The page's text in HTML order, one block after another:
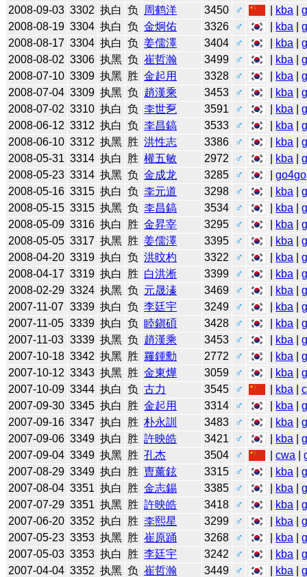
2008-09-03 3302 执白 负 周鹤洋 3450 ♂ kba |
2008-08-19 3304 执白 负 金炯佑 3326 ♂ kba |
2008-08-17 3304 执白 负 姜儒澤 3404 ♂ kba |
2008-08-02 3306 执黑 负 崔哲瀚 3499 ♂ kba |
2008-07-10 3309 执黑 胜 金起用 3328 ♂ kba |
2008-07-04 3309 执黑 负 趙漢乘 3453 ♂ kba |
2008-07-02 3310 执白 负 李世乭 3591 ♂ kba |
2008-06-12 3312 执白 负 李昌鎬 3533 ♂ kba |
2008-06-10 3312 执黑 胜 洪性志 3386 ♂ kba |
2008-05-31 3314 执白 胜 權五敏 2972 ♂ kba |
2008-05-23 3314 执黑 负 金成龙 3285 ♂ |go4go
2008-05-16 3315 执白 负 李元道 3298 ♂ kba |
2008-05-15 3315 执黑 负 李昌鎬 3534 ♂ kba |
2008-05-09 3316 执白 胜 金昇宰 3295 ♂ kba |
2008-05-05 3317 执黑 胜 姜儒澤 3395 ♂ kba |
2008-04-20 3319 执白 负 洪旼杓 3322 ♂ kba |
2008-04-17 3319 执白 胜 白洪淅 3399 ♂ kba |
2008-02-29 3324 执黑 负 元晟溱 3469 ♂ kba |
2007-11-07 3339 执白 负 李廷宇 3249 ♂ kba |
2007-11-05 3339 执白 负 睦鎭碩 3428 ♂ kba |
2007-11-03 3339 执黑 负 趙漢乘 3453 ♂ kba |
2007-10-18 3342 执黑 胜 羅鍾勳 2772 ♂ kba |
2007-10-12 3343 执黑 胜 金東燁 3059 ♂ kba |
2007-10-09 3344 执白 负 古力 3545 ♂ kba |
2007-09-30 3345 执白 胜 金起用 3314 ♂ kba |
2007-09-16 3347 执白 胜 朴永訓 3483 ♂ kba |
2007-09-06 3349 执白 胜 許映皓 3421 ♂ kba |
2007-09-04 3349 执黑 胜 孔杰 3504 ♂ |cwa |
2007-08-29 3349 执白 胜 曺薰鉉 3315 ♂ kba |
2007-08-04 3351 执白 胜 金志錫 3385 ♂ kba |
2007-07-29 3351 执黑 胜 許映皓 3418 ♂ kba |
2007-06-20 3352 执白 胜 李熙星 3299 ♂ kba |
2007-05-23 3353 执黑 胜 崔原踊 3268 ♂ kba |
2007-05-03 3353 执白 胜 李廷宇 3242 ♂ kba |
2007-04-04 3352 执黑 负 崔哲瀚 3449 ♂ kba |